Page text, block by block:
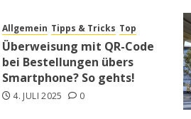
Allgemein Tipps & Tricks Top
Überweisung mit QR-Code
bei Bestellungen übers
Smartphone? So gehts!
4. JULI 2025 0